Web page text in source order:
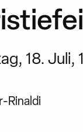
18. Juli,
Rinaldi